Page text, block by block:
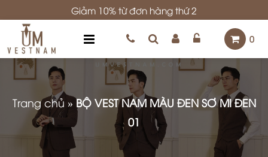
Giảm 10% từ đơn hàng thứ 2
0
Trang chủ » BỘ VEST NAM MÀU ĐEN SƠ MI ĐEN
01